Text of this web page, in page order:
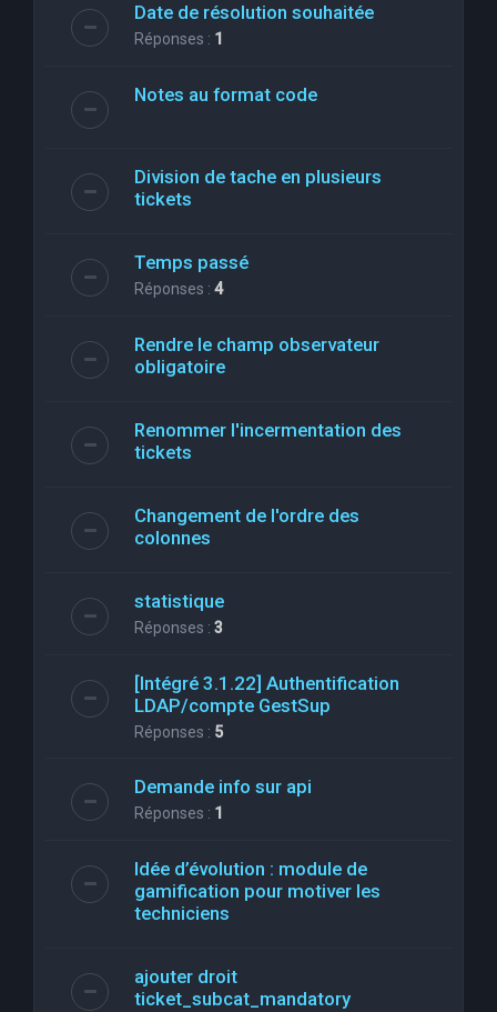
Date de résolution souhaitée
Réponses : 1
Notes au format code
Division de tache en plusieurs
tickets
Temps passé
Réponses : 4
Rendre le champ observateur
obligatoire
Renommer l'incermentation des
tickets
Changement de l'ordre des
colonnes
statistique
Réponses : 3
[Intégré 3.1.22] Authentification
LDAP/compte GestSup
Réponses : 5
Demande info sur api
Réponses : 1
Idée d’évolution : module de
gamification pour motiver les
techniciens
ajouter droit
ticket_subcat_mandatory